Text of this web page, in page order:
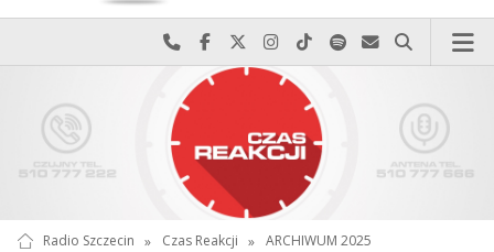
Najlepiej po prostu do nas zadzwoń
Odwiedź nas na Facebook-u
Odwiedź nas na X
Odwiedź nas na Instagram-ie
Odwiedź nas na TikTok-u
Szukaj nas na Spotify
Wyślij do nas
Szukaj
Radio Szczecin » Czas Reakcji » ARCHIWUM 2025